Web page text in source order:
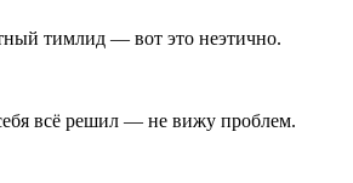
тимлид — вот это неэтично.
всё решил — не вижу проблем.